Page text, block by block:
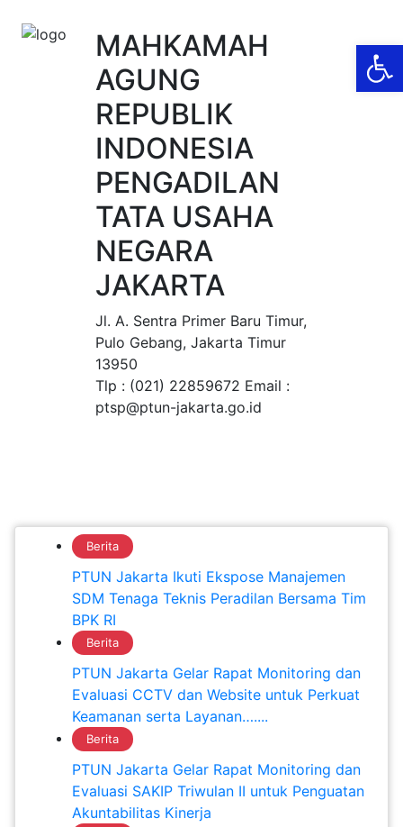
MAHKAMAH
AGUNG
REPUBLIK
INDONESIA
PENGADILAN
TATA USAHA
NEGARA
JAKARTA
Jl. A. Sentra Primer Baru Timur,
Pulo Gebang, Jakarta Timur
13950
Tlp : (021) 22859672 Email :
ptsp@ptun-jakarta.go.id
Berita
PTUN Jakarta Ikuti Ekspose Manajemen
SDM Tenaga Teknis Peradilan Bersama Tim
BPK RI
Berita
PTUN Jakarta Gelar Rapat Monitoring dan
Evaluasi CCTV dan Website untuk Perkuat
Keamanan serta Layanan…....
Berita
PTUN Jakarta Gelar Rapat Monitoring dan
Evaluasi SAKIP Triwulan II untuk Penguatan
Akuntabilitas Kinerja